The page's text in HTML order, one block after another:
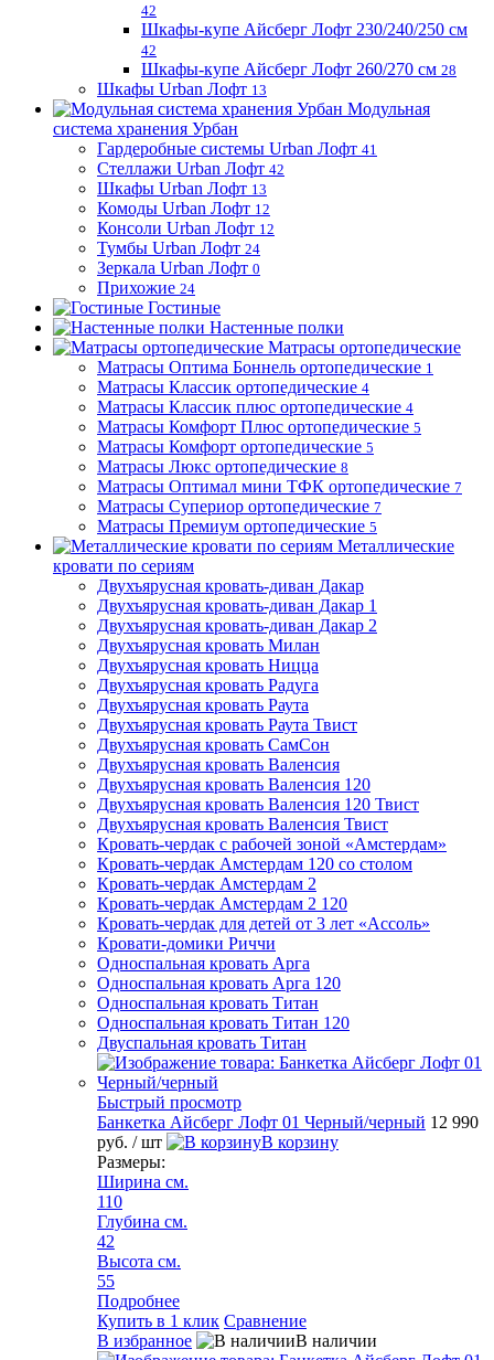
42
Шкафы-купе Айсберг Лофт 230/240/250 см
42
Шкафы-купе Айсберг Лофт 260/270 см 28
Шкафы Urban Лофт 13
Модульная
система хранения Урбан
Гардеробные системы Urban Лофт 41
Стеллажи Urban Лофт 42
Шкафы Urban Лофт 13
Комоды Urban Лофт 12
Консоли Urban Лофт 12
Тумбы Urban Лофт 24
Зеркала Urban Лофт 0
Прихожие 24
Гостиные
Настенные полки
Матрасы ортопедические
Матрасы Оптима Боннель ортопедические 1
Матрасы Классик ортопедические 4
Матрасы Классик плюс ортопедические 4
Матрасы Комфорт Плюс ортопедические 5
Матрасы Комфорт ортопедические 5
Матрасы Люкс ортопедические 8
Матрасы Оптимал мини ТФК ортопедические 7
Матрасы Супериор ортопедические 7
Матрасы Премиум ортопедические 5
Металлические
кровати по сериям
Двухъярусная кровать-диван Дакар
Двухъярусная кровать-диван Дакар 1
Двухъярусная кровать-диван Дакар 2
Двухъярусная кровать Милан
Двухъярусная кровать Ницца
Двухъярусная кровать Радуга
Двухъярусная кровать Раута
Двухъярусная кровать Раута Твист
Двухъярусная кровать СамСон
Двухъярусная кровать Валенсия
Двухъярусная кровать Валенсия 120
Двухъярусная кровать Валенсия 120 Твист
Двухъярусная кровать Валенсия Твист
Кровать-чердак с рабочей зоной «Амстердам»
Кровать-чердак Амстердам 120 со столом
Кровать-чердак Амстердам 2
Кровать-чердак Амстердам 2 120
Кровать-чердак для детей от 3 лет «Ассоль»
Кровати-домики Риччи
Односпальная кровать Арга
Односпальная кровать Арга 120
Односпальная кровать Титан
Односпальная кровать Титан 120
Двуспальная кровать Титан
Быстрый просмотр
Банкетка Айсберг Лофт 01 Черный/черный 12 990
руб. / шт
В корзину
Размеры:
Ширина см.
110
Глубина см.
42
Высота см.
55
Подробнее
Купить в 1 клик Сравнение
В избранное
В наличии